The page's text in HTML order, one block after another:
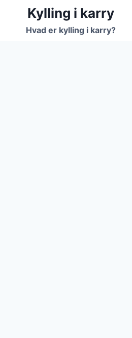
Fortsæt
indhold
Kylling i karry
Hvad er kylling i karry?